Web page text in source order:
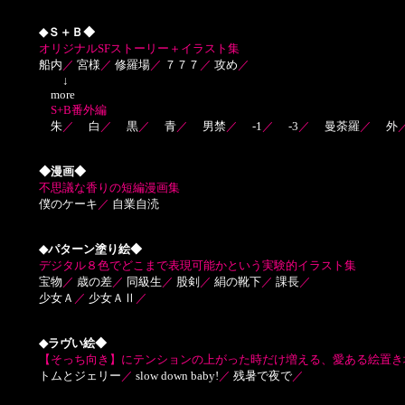
◆Ｓ＋Ｂ◆
オリジナルSFストーリー＋イラスト集
船内 ／ 宮様 ／ 修羅場／ ７７７ ／ 攻め ／
↓
more
S+B番外編
朱／ 白 ／ 黒／ 青／ 男禁／ -1 ／ -3 ／ 曼荼羅／ 外
◆漫画◆
不思議な香りの短編漫画集
僕のケーキ ／ 自業自涜
◆パターン塗り絵◆
デジタル８色でどこまで表現可能かという実験的イラスト集
宝物 ／ 歳の差／ 同級生 ／ 股剣 ／ 絹の靴下／ 課長／
少女Ａ ／ 少女ＡⅡ ／
◆ラヴい絵◆
【そっち向き】にテンションの上がった時だけ増える、愛ある絵置
トムとジェリー ／ slow down baby! ／ 残暑で夜で／